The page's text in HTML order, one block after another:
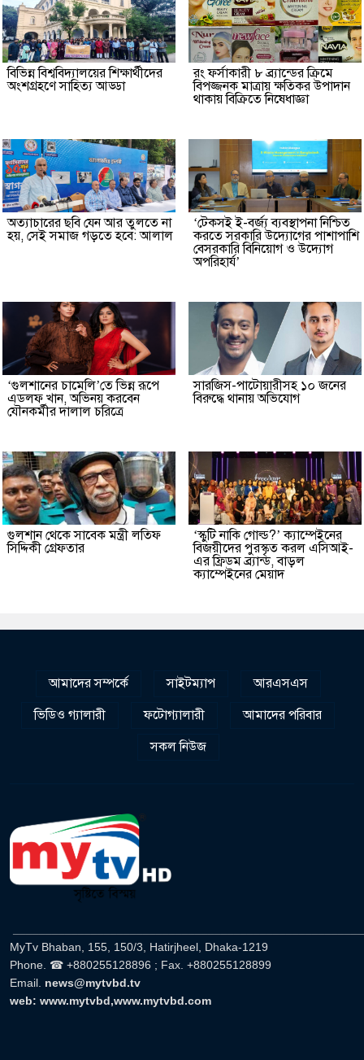
বিভিন্ন বিশ্ববিদ্যালয়ের শিক্ষার্থীদের
অংশগ্রহণে সাহিত্য আড্ডা
রং ফর্সাকারী ৮ ব্র্যান্ডের ক্রিমে
বিপজ্জনক মাত্রায় ক্ষতিকর উপাদান
থাকায় বিক্রিতে নিষেধাজ্ঞা
অত্যাচারের ছবি যেন আর তুলতে না
হয়, সেই সমাজ গড়তে হবে: আলাল
‘টেকসই ই-বর্জ্য ব্যবস্থাপনা নিশ্চিত
করতে সরকারি উদ্যোগের পাশাপাশি
বেসরকারি বিনিয়োগ ও উদ্যোগ
অপরিহার্য’
‘গুলশানের চামেলি’তে ভিন্ন রূপে
এডলফ খান, অভিনয় করবেন
যৌনকর্মীর দালাল চরিত্রে
সারজিস-পাটোয়ারীসহ ১০ জনের
বিরুদ্ধে থানায় অভিযোগ
গুলশান থেকে সাবেক মন্ত্রী লতিফ
সিদ্দিকী গ্রেফতার
‘স্কুটি নাকি গোল্ড?’ ক্যাম্পেইনের
বিজয়ীদের পুরস্কৃত করল এসিআই-
এর ফ্রিডম ব্র্যান্ড, বাড়ল
ক্যাম্পেইনের মেয়াদ
আমাদের সম্পর্কে সাইটম্যাপ
আরএসএস
ভিডিও গ্যালারী
ফটোগ্যালারী
আমাদের পরিবার
সকল নিউজ
MyTv Bhaban, 155, 150/3, Hatirjheel, Dhaka-1219
Phone. ☎ +880255128896 ; Fax. +880255128899
Email. news@mytvbd.tv
web: www.mytvbd,www.mytvbd.com